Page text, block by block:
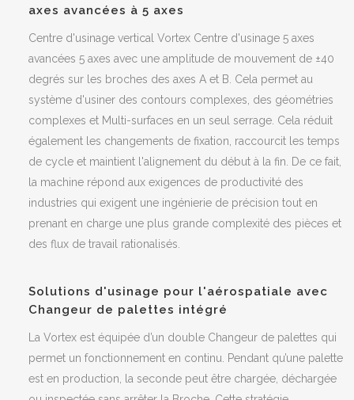
axes avancées à 5 axes
Centre d'usinage vertical Vortex Centre d'usinage 5 axes
avancées 5 axes avec une amplitude de mouvement de ±40
degrés sur les broches des axes A et B. Cela permet au
système d'usiner des contours complexes, des géométries
complexes et Multi-surfaces en un seul serrage. Cela réduit
également les changements de fixation, raccourcit les temps
de cycle et maintient l'alignement du début à la fin. De ce fait,
la machine répond aux exigences de productivité des
industries qui exigent une ingénierie de précision tout en
prenant en charge une plus grande complexité des pièces et
des flux de travail rationalisés.
Solutions d'usinage pour l'aérospatiale avec
Changeur de palettes intégré
La Vortex est équipée d’un double Changeur de palettes qui
permet un fonctionnement en continu. Pendant qu’une palette
est en production, la seconde peut être chargée, déchargée